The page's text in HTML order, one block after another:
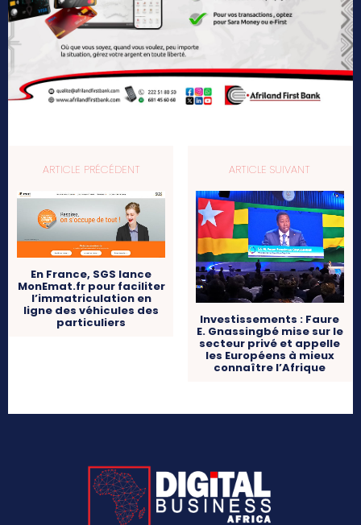
ARTICLE PRÉCÉDENT
En France, SGS lance
MonEmat.fr pour faciliter
l’immatriculation en
ligne des véhicules des
particuliers
ARTICLE SUIVANT
Investissements : Faure
E. Gnassingbé mise sur le
secteur privé et appelle
les Européens à mieux
connaître l’Afrique